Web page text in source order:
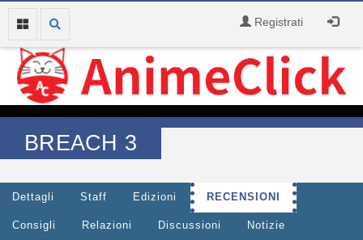
Registrati
BREACH 3
Dettagli Staff Edizioni RECENSIONI
Consigli Relazioni Discussioni Notizie